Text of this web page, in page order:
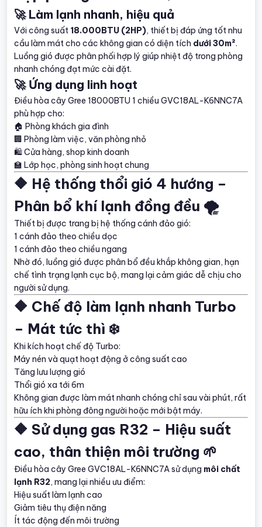
🚀 Làm lạnh nhanh, hiệu quả
Với công suất 18.000BTU (2HP), thiết bị đáp ứng tốt nhu
cầu làm mát cho các không gian có diện tích dưới 30m².
Luồng gió được phân phối hợp lý giúp nhiệt độ trong phòng
nhanh chóng đạt mức cài đặt.
🚀 Ứng dụng linh hoạt
Điều hòa cây Gree 18000BTU 1 chiều GVC18AL-K6NNC7A
phù hợp cho:
🏠 Phòng khách gia đình
🏢 Phòng làm việc, văn phòng nhỏ
🛍️ Cửa hàng, shop kinh doanh
🏫 Lớp học, phòng sinh hoạt chung
🔶 Hệ thống thổi gió 4 hướng –
Phân bổ khí lạnh đồng đều 🌪️
Thiết bị được trang bị hệ thống cánh đảo gió:
1 cánh đảo theo chiều dọc
1 cánh đảo theo chiều ngang
Nhờ đó, luồng gió được phân bổ đều khắp không gian, hạn
chế tình trạng lạnh cục bộ, mang lại cảm giác dễ chịu cho
người sử dụng.
🔶 Chế độ làm lạnh nhanh Turbo
– Mát tức thì ❄️
Khi kích hoạt chế độ Turbo:
Máy nén và quạt hoạt động ở công suất cao
Tăng lưu lượng gió
Thổi gió xa tới 6m
Không gian được làm mát nhanh chóng chỉ sau vài phút, rất
hữu ích khi phòng đông người hoặc mới bật máy.
🔶 Sử dụng gas R32 – Hiệu suất
cao, thân thiện môi trường 🌱
Điều hòa cây Gree GVC18AL-K6NNC7A sử dụng môi chất
lạnh R32, mang lại nhiều ưu điểm:
Hiệu suất làm lạnh cao
Giảm tiêu thụ điện năng
Ít tác động đến môi trường